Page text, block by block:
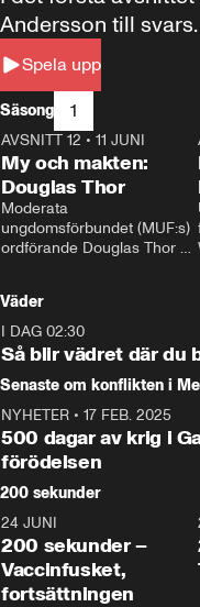
Spela upp
Andersson till svars.
Säsong 1
26:27
AVSNITT 12 • 11 JUNI
My och makten:
Douglas Thor
Moderata
ungdomsförbundet (MUF:s)
ordförande Douglas Thor
tonårsutvisningarna och hur
Moderaterna ska locka
väljare till valet i höst.
Väder
I DAG 02:30
Så blir vädret där du
Senaste om konflikten i
NYHETER • 17 FEB. 2025
500 dagar av krig i
förödelsen
200 sekunder
5:00
24 JUNI
200 sekunder –
Vaccinfusket,
fortsättningen